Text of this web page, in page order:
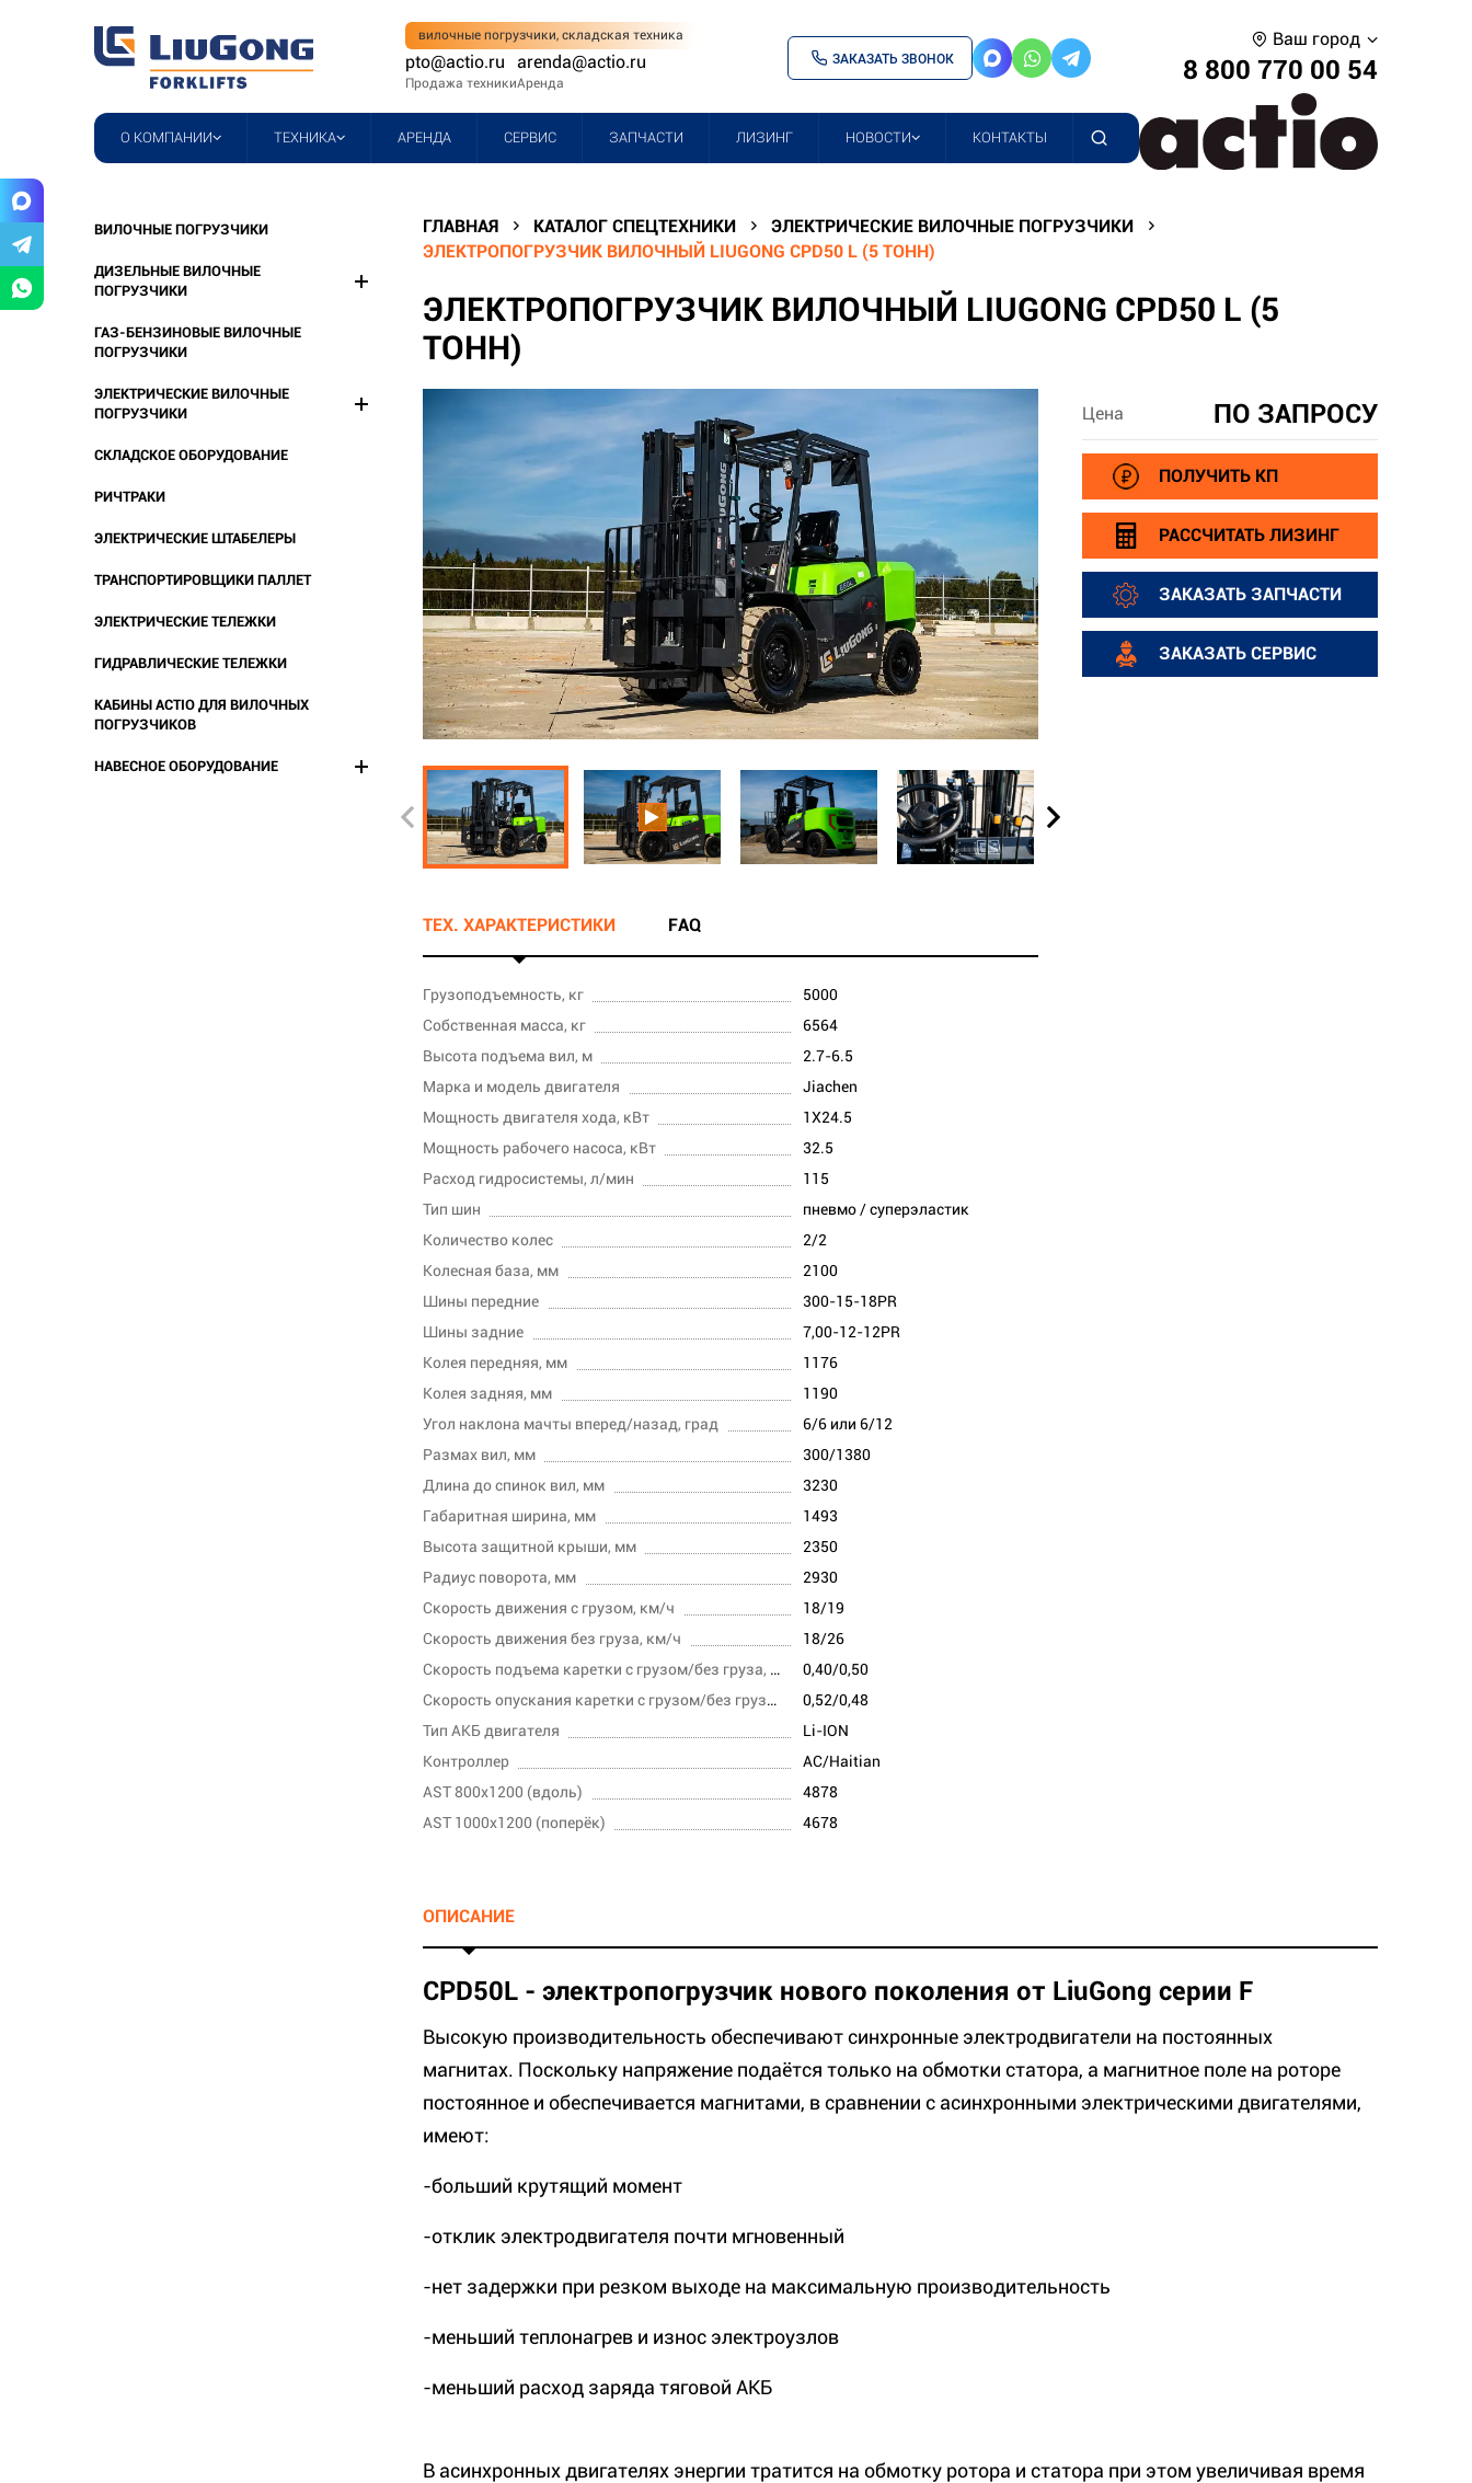
вилочные погрузчики, складская техника
pto@actio.ru
Продажа техники
arenda@actio.ru
Аренда
ЗАКАЗАТЬ ЗВОНОК
Ваш город
8 800 770 00 54
О КОМПАНИИ ТЕХНИКА АРЕНДА СЕРВИС ЗАПЧАСТИ ЛИЗИНГ НОВОСТИ КОНТАКТЫ
ВИЛОЧНЫЕ ПОГРУЗЧИКИ
ДИЗЕЛЬНЫЕ ВИЛОЧНЫЕ
ПОГРУЗЧИКИ
ГАЗ-БЕНЗИНОВЫЕ ВИЛОЧНЫЕ
ПОГРУЗЧИКИ
ЭЛЕКТРИЧЕСКИЕ ВИЛОЧНЫЕ
ПОГРУЗЧИКИ
СКЛАДСКОЕ ОБОРУДОВАНИЕ
РИЧТРАКИ
ЭЛЕКТРИЧЕСКИЕ ШТАБЕЛЕРЫ
ТРАНСПОРТИРОВЩИКИ ПАЛЛЕТ
ЭЛЕКТРИЧЕСКИЕ ТЕЛЕЖКИ
ГИДРАВЛИЧЕСКИЕ ТЕЛЕЖКИ
КАБИНЫ ACTIO ДЛЯ ВИЛОЧНЫХ
ПОГРУЗЧИКОВ
НАВЕСНОЕ ОБОРУДОВАНИЕ
ГЛАВНАЯ КАТАЛОГ СПЕЦТЕХНИКИ
ЭЛЕКТРИЧЕСКИЕ ВИЛОЧНЫЕ ПОГРУЗЧИКИ
ЭЛЕКТРОПОГРУЗЧИК ВИЛОЧНЫЙ LIUGONG CPD50 L (5 ТОНН)
ЭЛЕКТРОПОГРУЗЧИК ВИЛОЧНЫЙ LIUGONG CPD50 L (5
ТОНН)
ТЕХ. ХАРАКТЕРИСТИКИ FAQ
Грузоподъемность, кг
5000
Собственная масса, кг
6564
Высота подъема вил, м
2.7-6.5
Марка и модель двигателя
Jiachen
Мощность двигателя хода, кВт
1Х24.5
Мощность рабочего насоса, кВт
32.5
Расход гидросистемы, л/мин
115
Тип шин
пневмо / суперэластик
Количество колес
2/2
Колесная база, мм
2100
Шины передние
300-15-18PR
Шины задние
7,00-12-12PR
Колея передняя, мм
1176
Колея задняя, мм
1190
Угол наклона мачты вперед/назад, град
6/6 или 6/12
Размах вил, мм
300/1380
Длина до спинок вил, мм
3230
Габаритная ширина, мм
1493
Высота защитной крыши, мм
2350
Радиус поворота, мм
2930
Скорость движения с грузом, км/ч
18/19
Скорость движения без груза, км/ч
18/26
Скорость подъема каретки с грузом/без груза, м/с
0,40/0,50
Скорость опускания каретки с грузом/без груза,м/с
0,52/0,48
Тип АКБ двигателя
Li-ION
Контроллер
AC/Haitian
AST 800x1200 (вдоль)
4878
AST 1000x1200 (поперёк)
4678
Цена ПО ЗАПРОСУ
ПОЛУЧИТЬ КП
РАССЧИТАТЬ ЛИЗИНГ
ЗАКАЗАТЬ ЗАПЧАСТИ
ЗАКАЗАТЬ СЕРВИС
ОПИСАНИЕ
CPD50L - электропогрузчик нового поколения от LiuGong серии F
Высокую производительность обеспечивают синхронные электродвигатели на постоянных
магнитах. Поскольку напряжение подаётся только на обмотки статора, а магнитное поле на роторе
постоянное и обеспечивается магнитами, в сравнении с асинхронными электрическими двигателями,
имеют:
-больший крутящий момент
-отклик электродвигателя почти мгновенный
-нет задержки при резком выходе на максимальную производительность
-меньший теплонагрев и износ электроузлов
-меньший расход заряда тяговой АКБ
В асинхронных двигателях энергии тратится на обмотку ротора и статора при этом увеличивая время